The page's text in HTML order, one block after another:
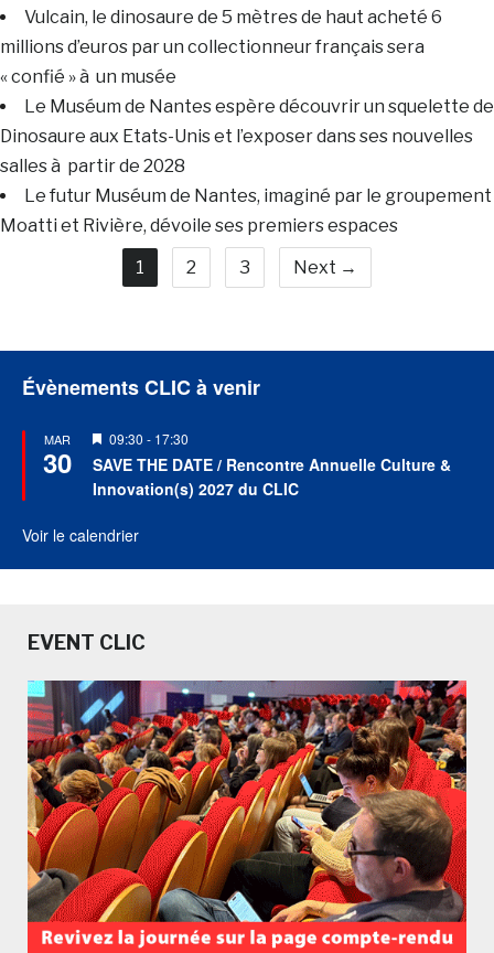
Vulcain, le dinosaure de 5 mètres de haut acheté 6
millions d’euros par un collectionneur français sera
« confié » à un musée
Le Muséum de Nantes espère découvrir un squelette de
Dinosaure aux Etats-Unis et l’exposer dans ses nouvelles
salles à partir de 2028
Le futur Muséum de Nantes, imaginé par le groupement
Moatti et Rivière, dévoile ses premiers espaces
1
2 3 Next →
Évènements CLIC à venir
MAR
30
Mis
en
avant
09:30 - 17:30
SAVE THE DATE / Rencontre Annuelle Culture &
Innovation(s) 2027 du CLIC
Voir le calendrier
EVENT CLIC